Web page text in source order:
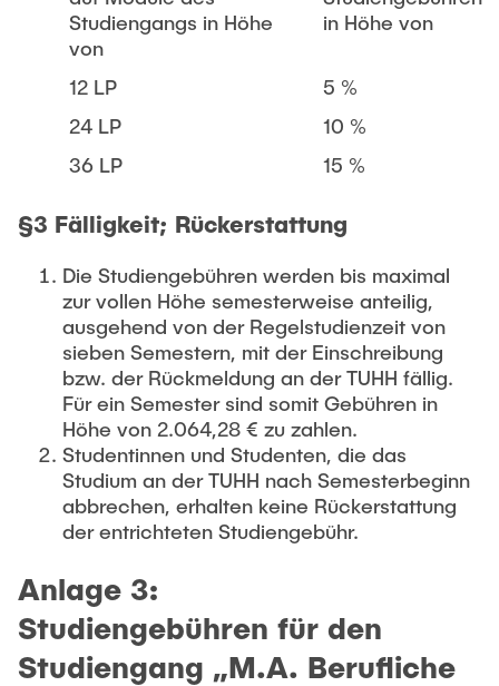
Studiengangs in Höhe
von
in Höhe von
12 LP
5 %
24 LP
10 %
36 LP
15 %
§3 Fälligkeit; Rückerstattung
Die Studiengebühren werden bis maximal
zur vollen Höhe semesterweise anteilig,
ausgehend von der Regelstudienzeit von
sieben Semestern, mit der Einschreibung
bzw. der Rückmeldung an der TUHH fällig.
Für ein Semester sind somit Gebühren in
Höhe von 2.064,28 € zu zahlen.
Studentinnen und Studenten, die das
Studium an der TUHH nach Semesterbeginn
abbrechen, erhalten keine Rückerstattung
der entrichteten Studiengebühr.
Anlage 3:
Studiengebühren für den
Studiengang „M.A. Berufliche